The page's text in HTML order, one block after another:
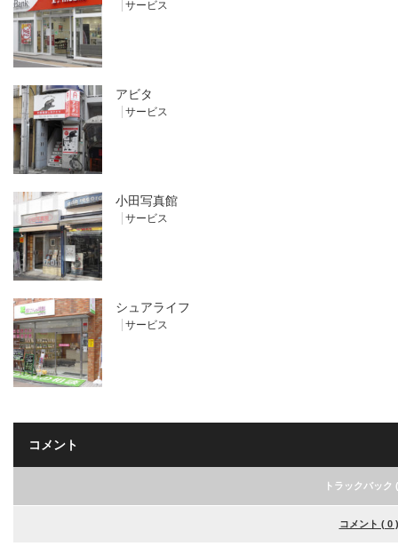
サービス
アビタ
サービス
小田写真館
サービス
シュアライフ
サービス
コメント
トラックバック
コメント ( 0 )